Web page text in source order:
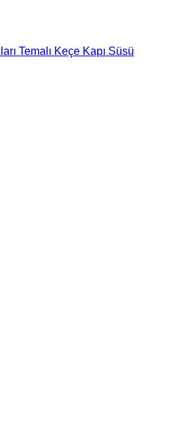
Temalı Keçe Kapı Süsü